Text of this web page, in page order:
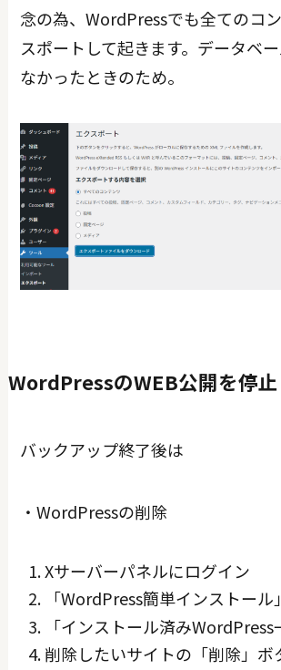
念の為、WordPressでも全てのコ
スポートして起きます。データベ
なかったときのため。
WordPressのWEB公開を停止
バックアップ終了後は
・WordPressの削除
Xサーバーパネルにログイン
「WordPress簡単インストー
「インストール済み
削除したいサイトの「削除」ボ